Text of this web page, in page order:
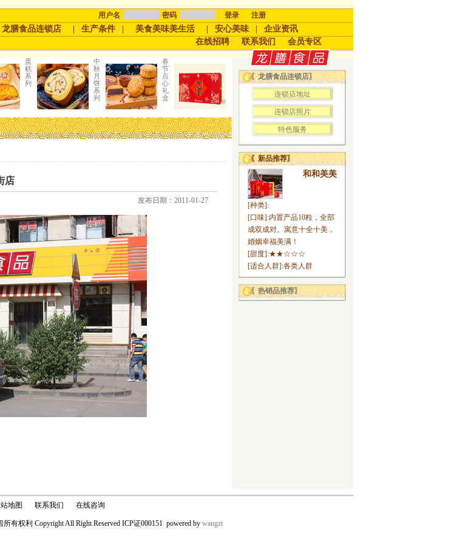
用户名 密码 登录 注册
龙膳食品连锁店 生产条件 美食美味美生活 安心美味
企业资讯
在线招聘
联系我们 会员专区
蛋
糕
系
列
中
秋
月
饼
系
列
春
节
点
心
礼
盒
店
发布日期：2011-01-27
〖龙膳食品连锁店〗
连锁店地址
连锁店照片
特色服务
〖新品推荐〗
和和美美
[种类]:
[口味]:内置产品10粒，全部
成双成对。寓意十全十美，
婚姻幸福美满！
[甜度]:★★☆☆☆
[适合人群]:各类人群
〖热销品推荐〗
地图 联系我们 在线咨询
有权利 Copyright All Right Reserved ICP证000151 powered by wangzt